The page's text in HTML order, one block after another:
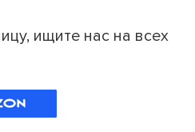
ищите нас на всех